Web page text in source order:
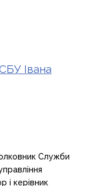
Івана
Служби
і керівник